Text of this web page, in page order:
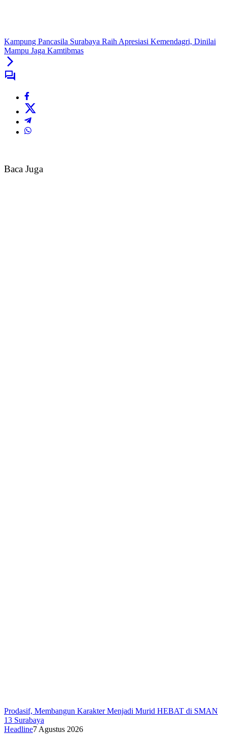
Kampung Pancasila Surabaya Raih Apresiasi Kemendagri, Dinilai
Mampu Jaga Kamtibmas
Baca Juga
Prodasif, Membangun Karakter Menjadi Murid HEBAT di SMAN
13 Surabaya
Headline7 Agustus 2026